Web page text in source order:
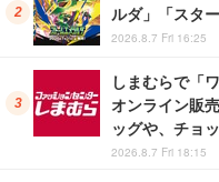
ルダ」「スタ
2026.8.7 Fri 16:25
しまむらで「
オンライン販
ッグや、チョ
2026.8.7 Fri 18:15